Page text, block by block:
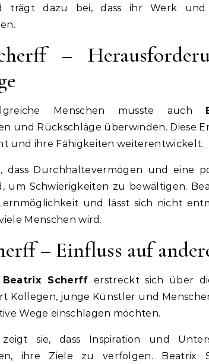
trägt dazu bei, dass ihr Werk und
–
Menschen musste auch
und Rückschläge überwinden. Diese
und ihre Fähigkeiten weiterentwickelt.
dass Durchhaltevermögen und eine
um Schwierigkeiten zu bewältigen.
und lässt sich nicht
Menschen wird.
– Einfluss auf
Beatrix Scherff erstreckt sich über
Kollegen, junge Künstler und
Wege einschlagen möchten.
sie, dass Inspiration und
ihre Ziele zu verfolgen. Beatrix